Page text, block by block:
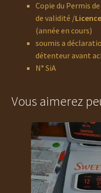
Copie du Permis
de validité /
(année en cours)
soumis a
détenteur avant
N° SiA
Vous aimerez